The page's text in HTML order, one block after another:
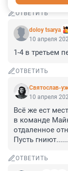
ОТВЕТИТЬ
doloy tsarya
10 апреля
1-4 в третьем
ОТВЕТИТЬ
Святослав-
10 апреля
Всё же ест
в команде
отдаленное
Пусть
ОТВЕТИТЬ